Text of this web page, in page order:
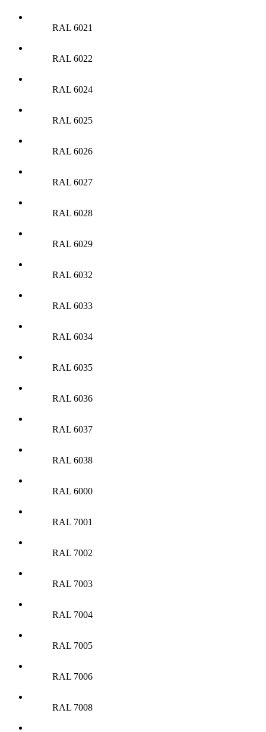
RAL 6021
RAL 6022
RAL 6024
RAL 6025
RAL 6026
RAL 6027
RAL 6028
RAL 6029
RAL 6032
RAL 6033
RAL 6034
RAL 6035
RAL 6036
RAL 6037
RAL 6038
RAL 6000
RAL 7001
RAL 7002
RAL 7003
RAL 7004
RAL 7005
RAL 7006
RAL 7008